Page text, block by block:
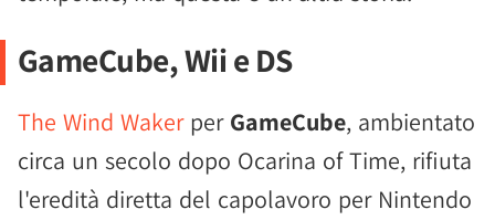
GameCube, Wii e DS
The Wind Wakerper GameCube, ambientato
circa un secolo dopo Ocarina of Time, rifiuta
l'eredità diretta del capolavoro per Nintendo